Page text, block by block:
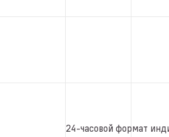
24-часовой формат